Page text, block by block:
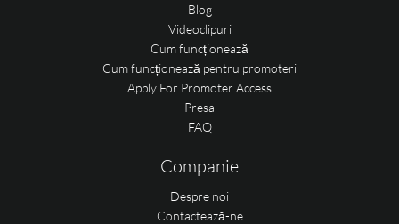
Blog
Videoclipuri
Cum funcționează
Cum funcționează pentru promoteri
Apply For Promoter Access
Presa
FAQ
Companie
Despre noi
Contactează-ne